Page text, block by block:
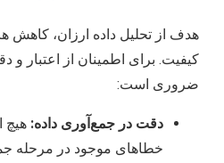
هدف از تحلیل داده ارزان، کاهش
کیفیت. برای اطمینان از اعتبار و
ضروری است:
دقت در جمع‌آوری داده: هیچ
خطاهای موجود در مرحله